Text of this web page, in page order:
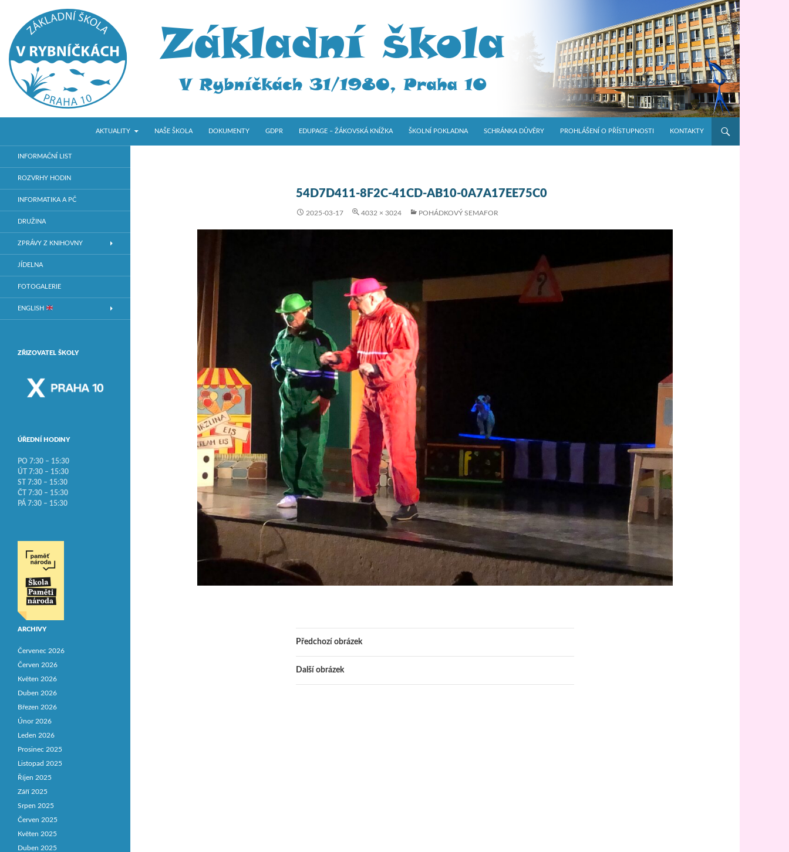
ZŠ V RybníčkáchAKTUALITY
NAŠE ŠKOLA DOKUMENTY GDPR EDUPAGE – ŽÁKOVSKÁ KNÍŽKA ŠKOLNÍ POKLADNA SCHRÁNKA DŮVĚRY PROHLÁŠENÍ O PŘÍSTUPNOSTI KONTAKTY
54D7D411-8F2C-41CD-AB10-0A7A17EE75C0
2025-03-17 4032 × 3024 POHÁDKOVÝ SEMAFOR
Předchozí obrázek
Další obrázek
Základní škola v Praze 10
INFORMAČNÍ LIST
ROZVRHY HODIN
INFORMATIKA A PČ
DRUŽINA
ZPRÁVY Z KNIHOVNY
JÍDELNA
FOTOGALERIE
ENGLISH
ZŘIZOVATEL ŠKOLY
ÚŘEDNÍ HODINY
PO 7:30 – 15:30
ÚT 7:30 – 15:30
ST 7:30 – 15:30
ČT 7:30 – 15:30
PÁ 7:30 – 15:30
ARCHIVY
Červenec 2026
Červen 2026
Květen 2026
Duben 2026
Březen 2026
Únor 2026
Leden 2026
Prosinec 2025
Listopad 2025
Říjen 2025
Září 2025
Srpen 2025
Červen 2025
Květen 2025
Duben 2025